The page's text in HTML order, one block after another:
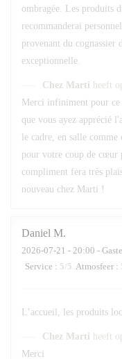
ombragée. Les produits
recommanderai
provenant du cognassier
exceptionnelle.
Chez Marti heeft
Merci infiniment pour
que vous ayez apprécié
le cadre, en salle
pour votre coup de cœur
compliment fera très
nouveau chez Marti !
Daniel M
2026-07-21 - 20:00 -
Service : 5/5 Atmosfeer :
L’accueil, les produits
Chez Marti heeft
Merci